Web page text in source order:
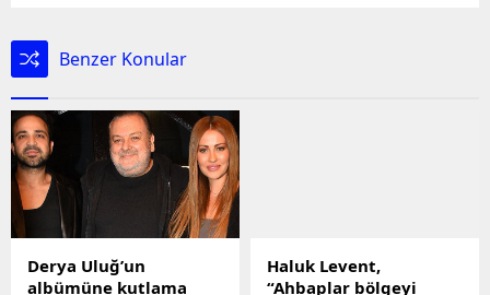
Benzer Konular
Derya Uluğ’un
albümüne kutlama
Haluk Levent,
“Ahbaplar bölgeyi